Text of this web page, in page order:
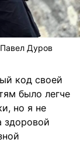
Дуров
код своей
было легче
но я не
здоровой